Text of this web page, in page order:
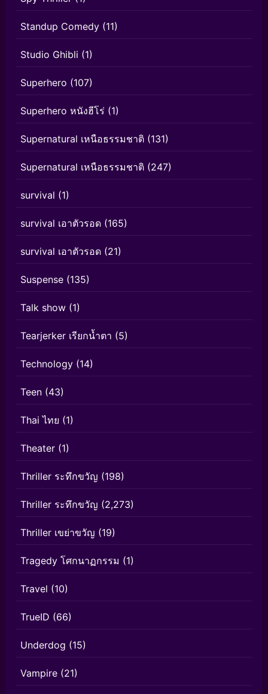
Standup Comedy (11)
Studio Ghibli (1)
Superhero (107)
Superhero หนังฮีโร่ (1)
Supernatural เหนือธรรมชาติ (131)
Supernatural เหนือธรรมชาติ (247)
survival (1)
survival เอาตัวรอด (165)
survival เอาตัวรอด (21)
Suspense (135)
Talk show (1)
Tearjerker เรียกน้ำตา (5)
Technology (14)
Teen (43)
Thai ไทย (1)
Theater (1)
Thriller ระทึกขวัญ (198)
Thriller ระทึกขวัญ (2,273)
Thriller เขย่าขวัญ (19)
Tragedy โศกนาฏกรรม (1)
Travel (10)
TrueID (66)
Underdog (15)
Vampire (21)